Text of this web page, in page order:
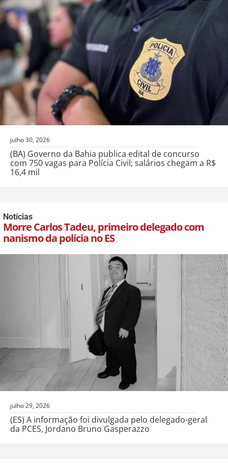
julho 30, 2026
(BA) Governo da Bahia publica edital de concurso
com 750 vagas para Polícia Civil; salários chegam a R$
16,4 mil
Notícias
Morre Carlos Tadeu, primeiro delegado com
nanismo da polícia no ES
julho 29, 2026
(ES) A informação foi divulgada pelo delegado-geral
da PCES, Jordano Bruno Gasperazzo